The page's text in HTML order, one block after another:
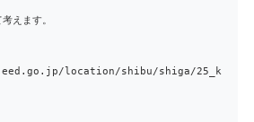
えます。
location/shibu/shiga/25_k